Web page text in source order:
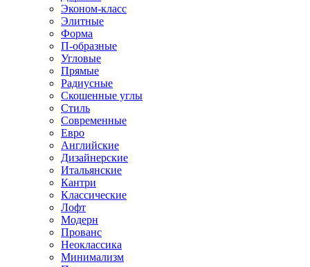
Эконом-класс
Элитные
Форма
П-образные
Угловые
Прямые
Радиусные
Скошенные углы
Стиль
Современные
Евро
Английские
Дизайнерские
Итальянские
Кантри
Классические
Лофт
Модерн
Прованс
Неоклассика
Минимализм